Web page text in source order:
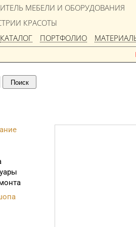
МЕБЕЛИ И ОБОРУДОВАНИЯ
КРАСОТЫ
КАТАЛОГ ПОРТФОЛИО